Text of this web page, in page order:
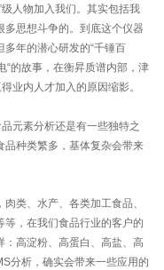
人物加入我们。其实包括我
思想斗争的。到底这个仪器
年的潜心研发的“千锤百
“的故事，在衡昇质谱内部，津
业内人才加入的原因缩影。
元素分析还是有一些独特之
品种类繁多，基体复杂会带来
类、水产、各类加工食品、
，在我们食品行业的客户的
：高淀粉、高蛋白、高盐、高
分析，确实会带来一些应用的